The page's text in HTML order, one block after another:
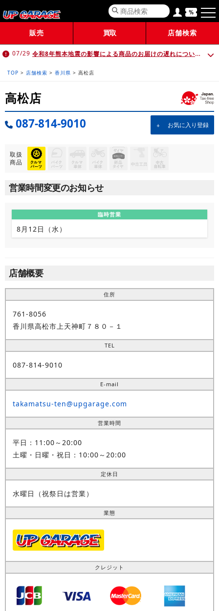
販売 買取 店舗検索
07/29 令和8年熊本地震の影響による商品のお届けの遅れについて （7月30日 10:00時点）
TOP > 店舗検索 > 香川県 > 高松店
高松店
087-814-9010 お気に入り登録
取扱
商品
営業時間変更のお知らせ
臨時営業
8月12日（水）
店舗概要
住所
761-8056
香川県高松市上天神町７８０－１
TEL
087-814-9010
E-mail
takamatsu-ten@upgarage.com
営業時間
平日：11:00～20:00
土曜・日曜・祝日：10:00～20:00
定休日
水曜日（祝祭日は営業）
業態
クレジット